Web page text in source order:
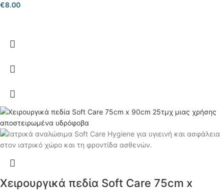
€8.00
Χειρουργικά πεδία Soft Care 75cm x